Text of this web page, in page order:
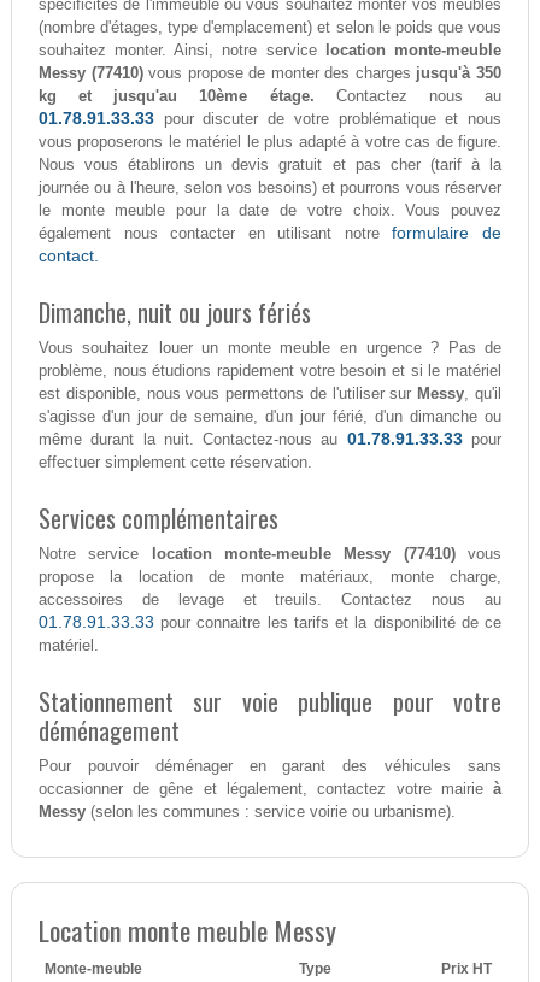
spécificités de l'immeuble où vous souhaitez monter vos meubles
(nombre d'étages, type d'emplacement) et selon le poids que vous
souhaitez monter. Ainsi, notre service
location monte-meuble
Messy (77410)vous propose de monter des charges jusqu'à 350
kg et jusqu'au 10ème étage. Contactez nous au
01.78.91.33.33pour discuter de votre problématique et nous
vous proposerons le matériel le plus adapté à votre cas de figure.
Nous vous établirons un devis gratuit et pas cher (tarif à la
journée ou à l'heure, selon vos besoins) et pourrons vous réserver
le monte meuble pour la date de votre choix. Vous pouvez
également nous contacter en utilisant notreformulaire de
contact.
Dimanche, nuit ou jours fériés
Vous souhaitez louer un monte meuble en urgence ? Pas de
problème, nous étudions rapidement votre besoin et si le matériel
est disponible, nous vous permettons de l'utiliser sur Messy, qu'il
s'agisse d'un jour de semaine, d'un jour férié, d'un dimanche ou
même durant la nuit. Contactez-nous au 01.78.91.33.33 pour
effectuer simplement cette réservation.
Services complémentaires
Notre service location monte-meuble Messy (77410)vous
propose la location de monte matériaux, monte charge,
accessoires de levage et treuils. Contactez nous au
01.78.91.33.33 pour connaitre les tarifs et la disponibilité de ce
matériel.
Stationnement sur voie publique pour votre
déménagement
Pour pouvoir déménager en garant des véhicules sans
occasionner de gêne et légalement, contactez votre mairieà
Messy(selon les communes : service voirie ou urbanisme).
Location monte meuble Messy
Monte-meuble Type
Prix HT